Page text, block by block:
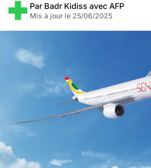
Par Badr Kidiss avec AFP
Mis à jour le 25/06/2025